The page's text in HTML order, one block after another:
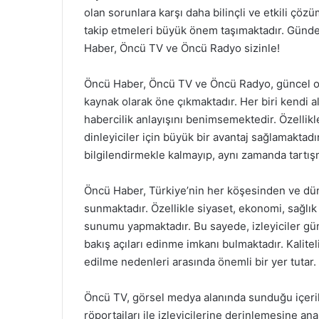
olan sorunlara karşı daha bilinçli ve etkili
takip etmeleri büyük önem taşımaktadır.
Haber, Öncü TV ve Öncü Radyo sizinle!
Öncü Haber, Öncü TV ve Öncü Radyo,
kaynak olarak öne çıkmaktadır. Her biri kendi
habercilik anlayışını benimsemektedir.
dinleyiciler için büyük bir avantaj
bilgilendirmekle kalmayıp, aynı zamanda
Öncü Haber, Türkiye’nin her köşesinden ve
sunmaktadır. Özellikle siyaset, ekonomi,
sunumu yapmaktadır. Bu sayede, izleyiciler
bakış açıları edinme imkanı bulmaktadır.
edilme nedenleri arasında önemli bir yer tutar.
Öncü TV, görsel medya alanında sunduğu
röportajları ile izleyicilerine derinlemesine